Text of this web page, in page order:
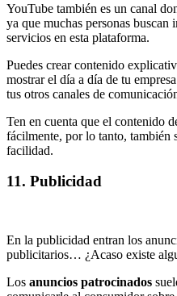
YouTube también es un canal
ya que muchas personas
servicios en esta plataforma.
Puedes crear contenido
mostrar el día a día de tu
tus otros canales de
Ten en cuenta que el contenido
fácilmente, por lo tanto, también
facilidad.
11. Publicidad
En la publicidad entran los
publicitarios… ¿Acaso existe
Los anuncios patrocinados